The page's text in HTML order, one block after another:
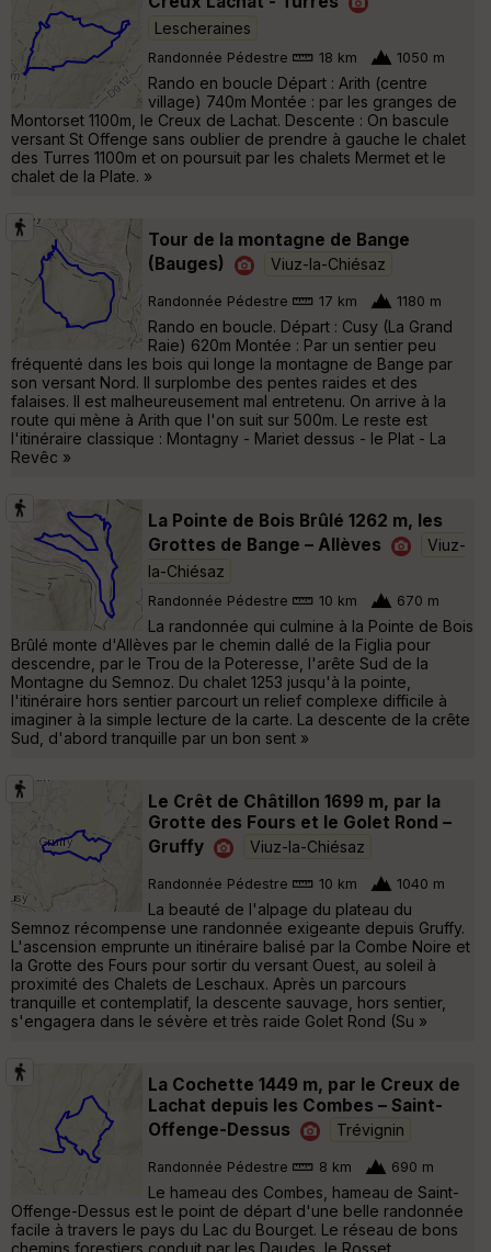
Lescheraines
Randonnée Pédestre 18 km 1050 m
Rando en boucle Départ : Arith (centre
village) 740m Montée : par les granges de
Montorset 1100m, le Creux de Lachat. Descente : On bascule
versant St Offenge sans oublier de prendre à gauche le chalet
des Turres 1100m et on poursuit par les chalets Mermet et le
chalet de la Plate. »
Tour de la montagne de Bange
(Bauges)
Viuz-la-Chiésaz
Randonnée Pédestre 17 km 1180 m
Rando en boucle. Départ : Cusy (La Grand
Raie) 620m Montée : Par un sentier peu
fréquenté dans les bois qui longe la montagne de Bange par
son versant Nord. Il surplombe des pentes raides et des
falaises. Il est malheureusement mal entretenu. On arrive à la
route qui mène à Arith que l'on suit sur 500m. Le reste est
l'itinéraire classique : Montagny - Mariet dessus - le Plat - La
Revêc »
La Pointe de Bois Brûlé 1262 m, les
Grottes de Bange – Allèves
Viuz-
la-Chiésaz
Randonnée Pédestre 10 km 670 m
La randonnée qui culmine à la Pointe de Bois
Brûlé monte d'Allèves par le chemin dallé de la Figlia pour
descendre, par le Trou de la Poteresse, l'arête Sud de la
Montagne du Semnoz. Du chalet 1253 jusqu'à la pointe,
l'itinéraire hors sentier parcourt un relief complexe difficile à
imaginer à la simple lecture de la carte. La descente de la crête
Sud, d'abord tranquille par un bon sent »
Le Crêt de Châtillon 1699 m, par la
Grotte des Fours et le Golet Rond –
Gruffy
Viuz-la-Chiésaz
Randonnée Pédestre 10 km 1040 m
La beauté de l'alpage du plateau du
Semnoz récompense une randonnée exigeante depuis Gruffy.
L'ascension emprunte un itinéraire balisé par la Combe Noire et
la Grotte des Fours pour sortir du versant Ouest, au soleil à
proximité des Chalets de Leschaux. Après un parcours
tranquille et contemplatif, la descente sauvage, hors sentier,
s'engagera dans le sévère et très raide Golet Rond (Su »
La Cochette 1449 m, par le Creux de
Lachat depuis les Combes – Saint-
Offenge-Dessus
Trévignin
Randonnée Pédestre 8 km 690 m
Le hameau des Combes, hameau de Saint-
Offenge-Dessus est le point de départ d'une belle randonnée
facile à travers le pays du Lac du Bourget. Le réseau de bons
chemins forestiers conduit par les Daudes, le Rosset,